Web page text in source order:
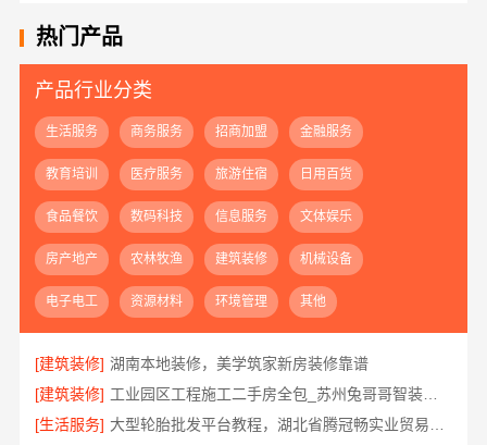
热门产品
产品行业分类
生活服务 商务服务 招商加盟 金融服务
教育培训 医疗服务 旅游住宿 日用百货
食品餐饮 数码科技 信息服务 文体娱乐
房产地产 农林牧渔 建筑装修 机械设备
电子电工 资源材料 环境管理 其他
[建筑装修] 湖南本地装修，美学筑家新房装修靠谱
[建筑装修]
工业园区工程施工二手房全包_苏州兔哥哥智装新材料有限公司
[生活服务]